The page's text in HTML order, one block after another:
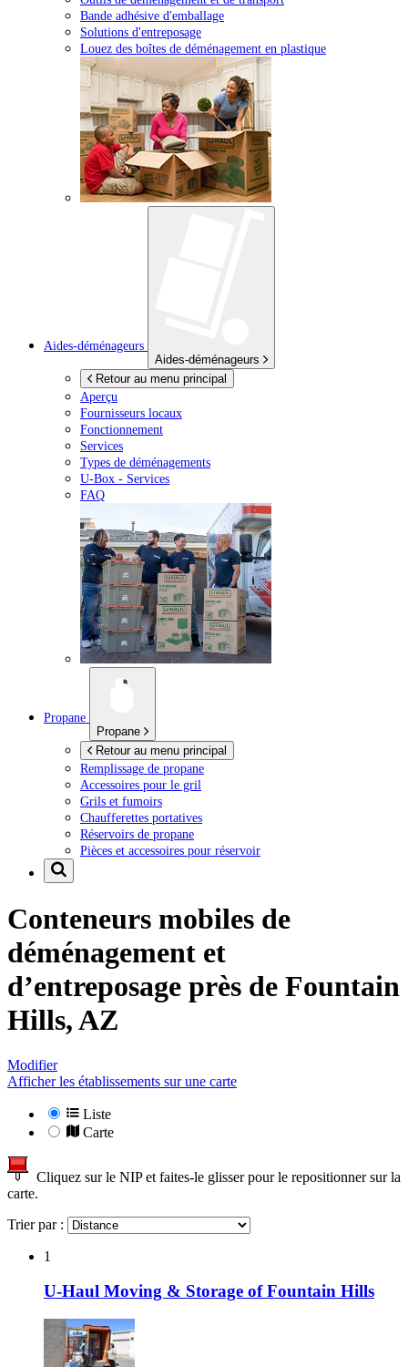
Bande adhésive d'emballage
Solutions d'entreposage
Louez des boîtes de déménagement en plastique
Aides-déménageurs
Aides-déménageurs
Retour au menu principal
Aperçu
Fournisseurs locaux
Fonctionnement
Services
Types de déménagements
U-Box - Services
FAQ
Propane
Propane
Retour au menu principal
Remplissage de propane
Accessoires pour le gril
Grils et fumoirs
Chaufferettes portatives
Réservoirs de propane
Pièces et accessoires pour réservoir
Conteneurs mobiles de
déménagement et
d’entreposage près de Fountain
Hills, AZ
Modifier
Afficher les établissements sur une carte
Liste
Carte
Cliquez sur le NIP et faites-le glisser pour le repositionner sur la
carte.
Trier par :
1
U-Haul Moving & Storage of Fountain Hills